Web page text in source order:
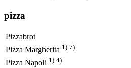
pizza
Pizzabrot
Pizza Margherita 1) 7)
Pizza Napoli 1) 4)